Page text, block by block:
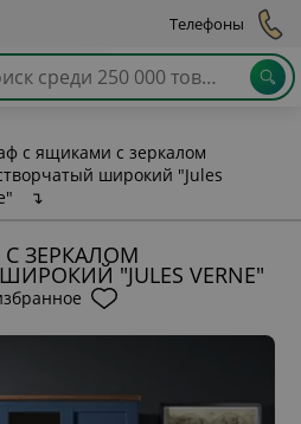
Телефоны
с ящиками с зеркалом
широкий "Jules
↴
ЗЕРКАЛОМ
"JULES VERNE"